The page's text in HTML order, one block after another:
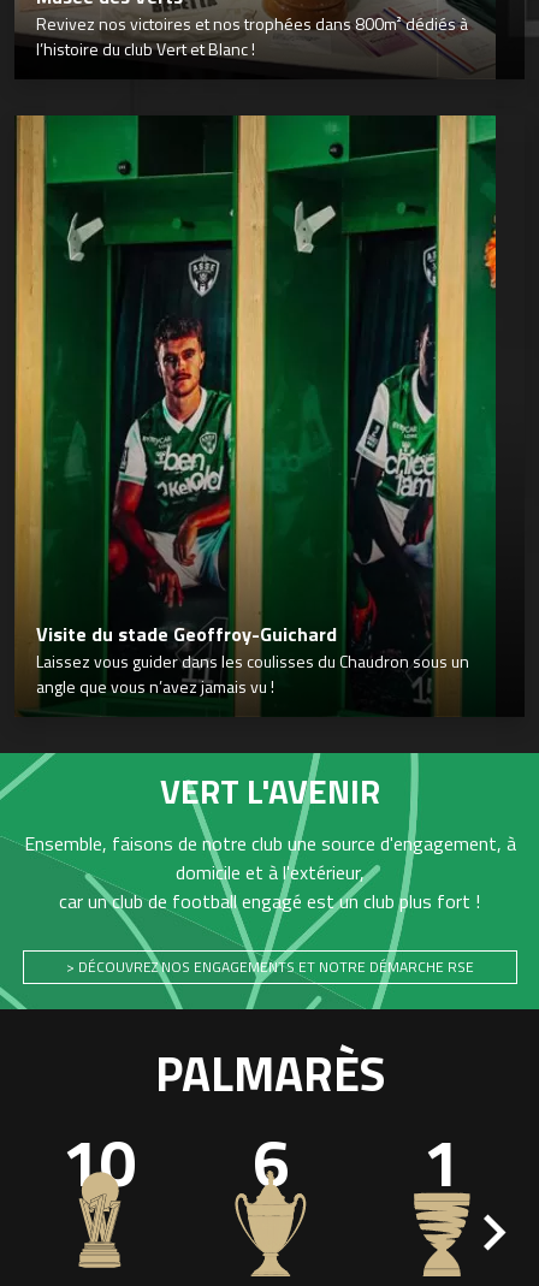
Revivez nos victoires et nos trophées dans 800m² dédiés à
l’histoire du club Vert et Blanc !
Visite du stade Geoffroy-Guichard
Laissez vous guider dans les coulisses du Chaudron sous un
angle que vous n’avez jamais vu !
VERT L'AVENIR
Ensemble, faisons de notre club une source d'engagement, à
domicile et à l'extérieur,
car un club de football engagé est un club plus fort !
> DÉCOUVREZ NOS ENGAGEMENTS ET NOTRE DÉMARCHE RSE
PALMARÈS
10 6 1